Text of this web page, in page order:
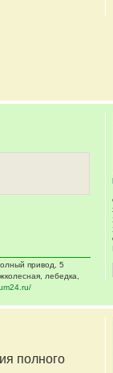
привод, 5
лебедка,
полного